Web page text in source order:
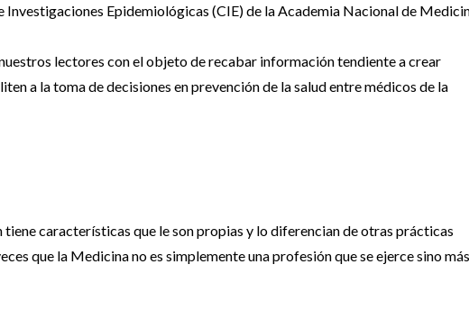
Epidemiológicas (CIE) de la Academia Nacional de
lectores con el objeto de recabar información tendiente a crear
a la toma de decisiones en prevención de la salud entre médicos de la
características que le son propias y lo diferencian de otras prácticas
que la Medicina no es simplemente una profesión que se ejerce sino más